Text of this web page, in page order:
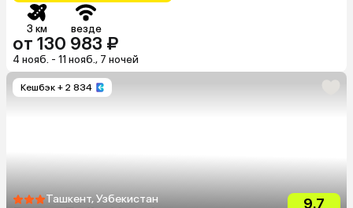
3 км везде
от 130 983 ₽
4 нояб. - 11 нояб., 7 ночей
Кешбэк + 2 834
Ташкент, Узбекистан 9.7